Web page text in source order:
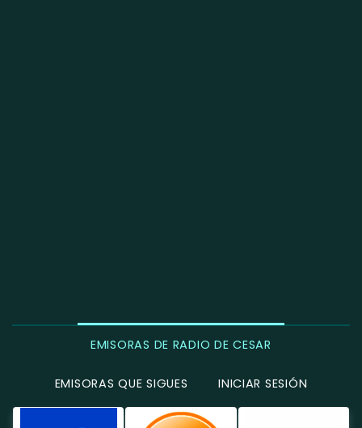
EMISORAS DE RADIO DE CESAR
EMISORAS QUE SIGUES INICIAR SESIÓN